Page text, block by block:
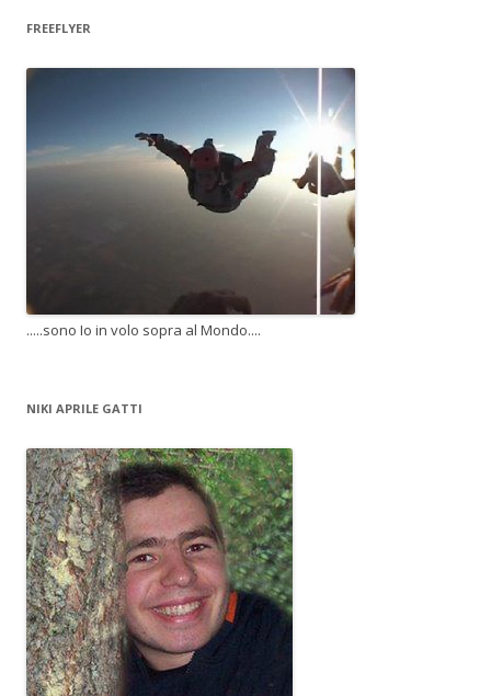
FREEFLYER
.....sono Io in volo sopra al Mondo....
NIKI APRILE GATTI